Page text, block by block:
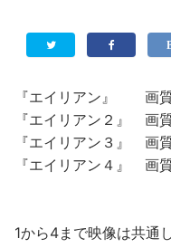
『エイリアン』 画
『エイリアン２』 画
『エイリアン３』 画
『エイリアン４』 画
1から4まで映像は共通